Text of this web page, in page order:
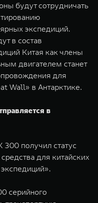
от 5 699
будут сотрудничать
экспедиций.
в состав
Китая как члены
двигателем станет
для
Wall» в Антарктике.
в
получил статус
для китайских
серийного